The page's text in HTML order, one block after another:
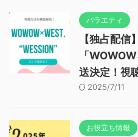
バラエティ
【独占配信】
「
送決定！視
2025/7/11
お役立ち情報